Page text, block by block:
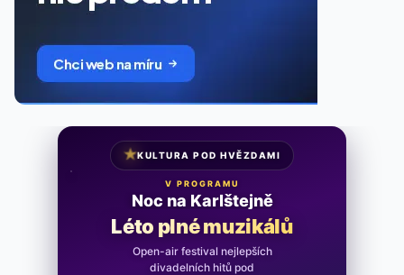
★KULTURA POD HVĚZDAMI
V PROGRAMU
Noc na Karlštejně
Léto plné muzikálů
Open-air festival nejlepších
divadelních hitů pod